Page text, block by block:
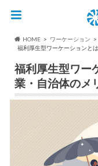
HOME
ワーケーション
福利厚生型ワーケーションと
福利厚生型ワー
業・自治体のメ